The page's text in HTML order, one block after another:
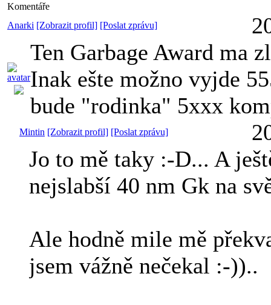
Komentáře
Anarki [Zobrazit profil] [Poslat zprávu]
Ten Garbage Award ma
Inak ešte možno vyjde
bude "rodinka" 5xxx
Mintin [Zobrazit profil] [Poslat zprávu]
Jo to mě taky :-D... A
nejslabší 40 nm Gk na
Ale hodně mile mě
jsem vážně nečekal :-))..